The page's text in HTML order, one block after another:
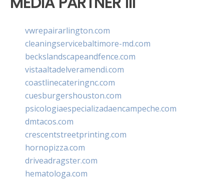
vwrepairarlington.com
cleaningservicebaltimore-md.com
beckslandscapeandfence.com
vistaaltadelveramendi.com
coastlinecateringnc.com
cuesburgershouston.com
psicologiaespecializadaencampeche.com
dmtacos.com
crescentstreetprinting.com
hornopizza.com
driveadragster.com
hematologa.com